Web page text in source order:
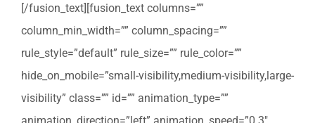
[/fusion_text][fusion_text columns=””
column_min_width=”” column_spacing=””
rule_style=”default” rule_size=”” rule_color=””
hide_on_mobile=”small-visibility,medium-visibility,large-
visibility” class=”” id=”” animation_type=””